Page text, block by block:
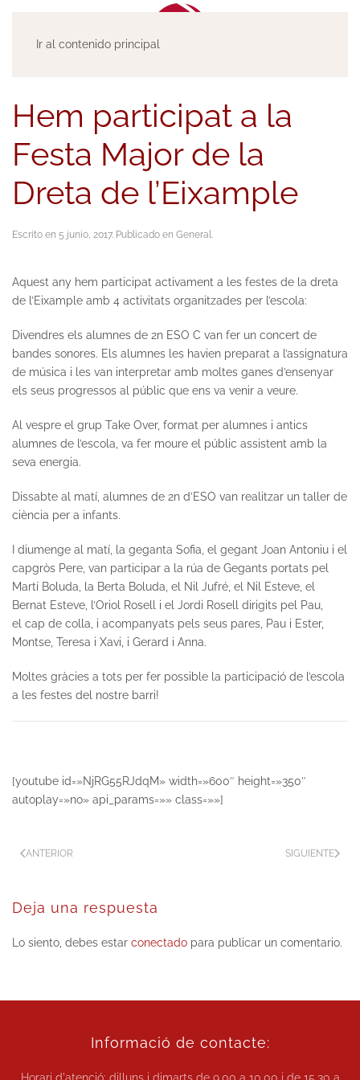
Ir al contenido principal
Hem participat a la
Festa Major de la
Dreta de l’Eixample
Escrito en 5 junio, 2017. Publicado en General.
Aquest any hem participat activament a les festes de la dreta
de l’Eixample amb 4 activitats organitzades per l’escola:
Divendres els alumnes de 2n ESO C van fer un concert de
bandes sonores. Els alumnes les havien preparat a l’assignatura
de música i les van interpretar amb moltes ganes d’ensenyar
els seus progressos al públic que ens va venir a veure.
Al vespre el grup Take Over, format per alumnes i antics
alumnes de l’escola, va fer moure el públic assistent amb la
seva energia.
Dissabte al matí, alumnes de 2n d’ESO van realitzar un taller de
ciència per a infants.
I diumenge al matí, la geganta Sofia, el gegant Joan Antoniu i el
capgròs Pere, van participar a la rúa de Gegants portats pel
Martí Boluda, la Berta Boluda, el Nil Jufré, el Nil Esteve, el
Bernat Esteve, l’Oriol Rosell i el Jordi Rosell dirigits pel Pau,
el cap de colla, i acompanyats pels seus pares, Pau i Ester,
Montse, Teresa i Xavi, i Gerard i Anna.
Moltes gràcies a tots per fer possible la participació de l’escola
a les festes del nostre barri!
[youtube id=»NjRG55RJdqM» width=»600″ height=»350″
autoplay=»no» api_params=»» class=»»]
ANTERIOR SIGUIENTE
Deja una respuesta
Lo siento, debes estar conectado para publicar un comentario.
Informació de contacte: